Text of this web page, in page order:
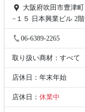
−１５ 日本興業ビル 2階
06-6389-2265
取り扱い商材：すべて
店休日：年末年始
店休日： 休業中